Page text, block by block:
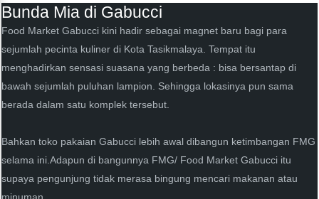
Bunda Mia di Gabucci
Food Market Gabucci kini hadir sebagai magnet baru bagi para
sejumlah pecinta kuliner di Kota Tasikmalaya. Tempat itu
menghadirkan sensasi suasana yang berbeda : bisa bersantap di
bawah sejumlah puluhan lampion. Sehingga lokasinya pun sama
berada dalam satu komplek tersebut.
Bahkan toko pakaian Gabucci lebih awal dibangun ketimbangan FMG
selama ini.Adapun di bangunnya FMG/ Food Market Gabucci itu
supaya pengunjung tidak merasa bingung mencari makanan atau